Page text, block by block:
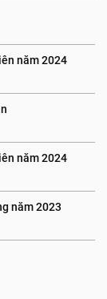
năm 2024
năm 2024
năm 2023